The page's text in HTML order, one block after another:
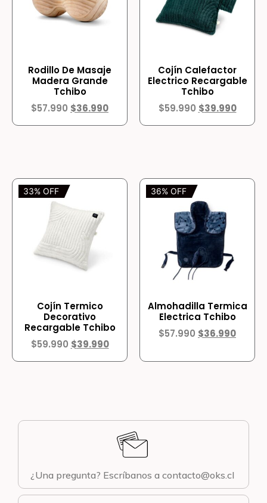
Rodillo De Masaje
Madera Grande
Tchibo
$57.990 $36.990
Cojín Calefactor
Electrico Recargable
Tchibo
$59.990 $39.990
33% OFF
Cojín Termico
Decorativo
Recargable Tchibo
$59.990 $39.990
36% OFF
Almohadilla Termica
Electrica Tchibo
$57.990 $36.990
¿Una pregunta? Escríbanos a contacto@oks.cl